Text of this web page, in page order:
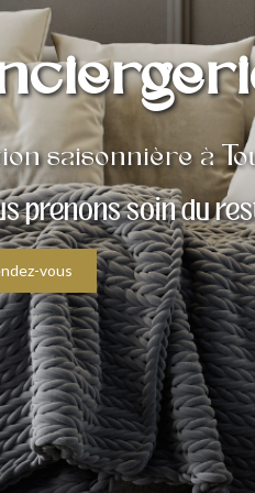
saisonnière à
prenons soin du
vous